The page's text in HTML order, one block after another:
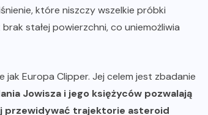
które niszczy wszelkie próbki
stałej powierzchni, co uniemożliwia
Europa Clipper. Jej celem jest zbadanie
Jowisza i jego księżyców pozwalają
przewidywać trajektorie asteroid